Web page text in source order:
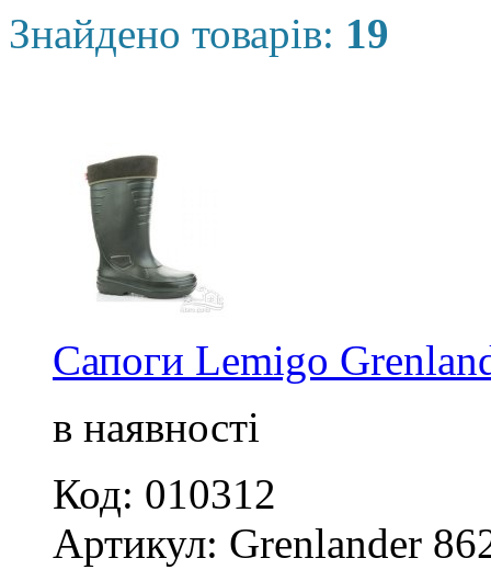
Знайдено товарів: 19
Сапоги Lemigo
в наявності
Код: 010312
Артикул: Grenlander